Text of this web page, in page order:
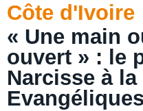
Côte d'Ivoire
« Une main
ouvert » : le
Narcisse à